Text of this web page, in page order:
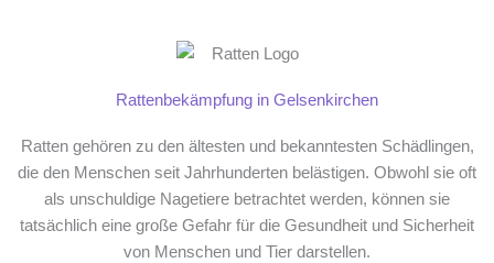
Rattenbekämpfung in Gelsenkirchen
Ratten gehören zu den ältesten und bekanntesten Schädlingen,
die den Menschen seit Jahrhunderten belästigen. Obwohl sie oft
als unschuldige Nagetiere betrachtet werden, können sie
tatsächlich eine große Gefahr für die Gesundheit und Sicherheit
von Menschen und Tier darstellen.